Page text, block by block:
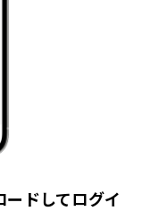
ードしてログイ
リをダウンロー